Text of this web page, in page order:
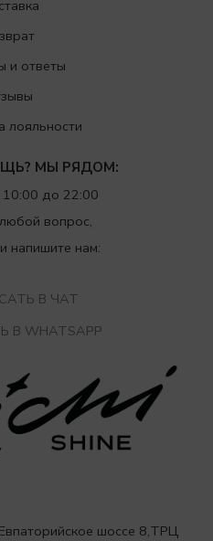
и ответы
лояльности
МЫ РЯДОМ:
до 22:00
вопрос,
напишите нам:
В ЧАТ
В WHATSAPP
шоссе 8,ТРЦ